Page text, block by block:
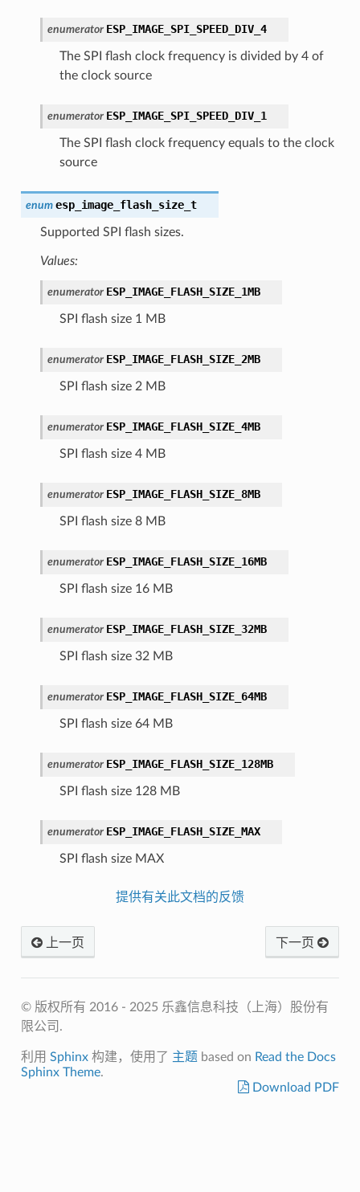
enumerator ESP_IMAGE_SPI_SPEED_DIV_4
The SPI flash clock frequency is divided by 4 of
the clock source
enumerator ESP_IMAGE_SPI_SPEED_DIV_1
The SPI flash clock frequency equals to the clock
source
enum esp_image_flash_size_t
Supported SPI flash sizes.
Values:
enumerator ESP_IMAGE_FLASH_SIZE_1MB
SPI flash size 1 MB
enumerator ESP_IMAGE_FLASH_SIZE_2MB
SPI flash size 2 MB
enumerator ESP_IMAGE_FLASH_SIZE_4MB
SPI flash size 4 MB
enumerator ESP_IMAGE_FLASH_SIZE_8MB
SPI flash size 8 MB
enumerator ESP_IMAGE_FLASH_SIZE_16MB
SPI flash size 16 MB
enumerator ESP_IMAGE_FLASH_SIZE_32MB
SPI flash size 32 MB
enumerator ESP_IMAGE_FLASH_SIZE_64MB
SPI flash size 64 MB
enumerator ESP_IMAGE_FLASH_SIZE_128MB
SPI flash size 128 MB
enumerator ESP_IMAGE_FLASH_SIZE_MAX
SPI flash size MAX
提供有关此文档的反馈
上一页 下一页
© 版权所有 2016 - 2025 乐鑫信息科技（上海）股份有
限公司.
利用 Sphinx构建，使用了 主题 based on Read the Docs
Sphinx Theme.
Download PDF